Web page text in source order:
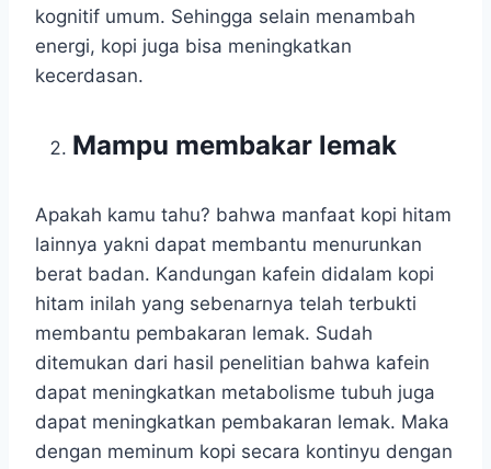
kognitif umum. Sehingga selain menambah
energi, kopi juga bisa meningkatkan
kecerdasan.
Mampu membakar lemak
Apakah kamu tahu? bahwa manfaat kopi hitam
lainnya yakni dapat membantu menurunkan
berat badan. Kandungan kafein didalam kopi
hitam inilah yang sebenarnya telah terbukti
membantu pembakaran lemak. Sudah
ditemukan dari hasil penelitian bahwa kafein
dapat meningkatkan metabolisme tubuh juga
dapat meningkatkan pembakaran lemak. Maka
dengan meminum kopi secara kontinyu dengan